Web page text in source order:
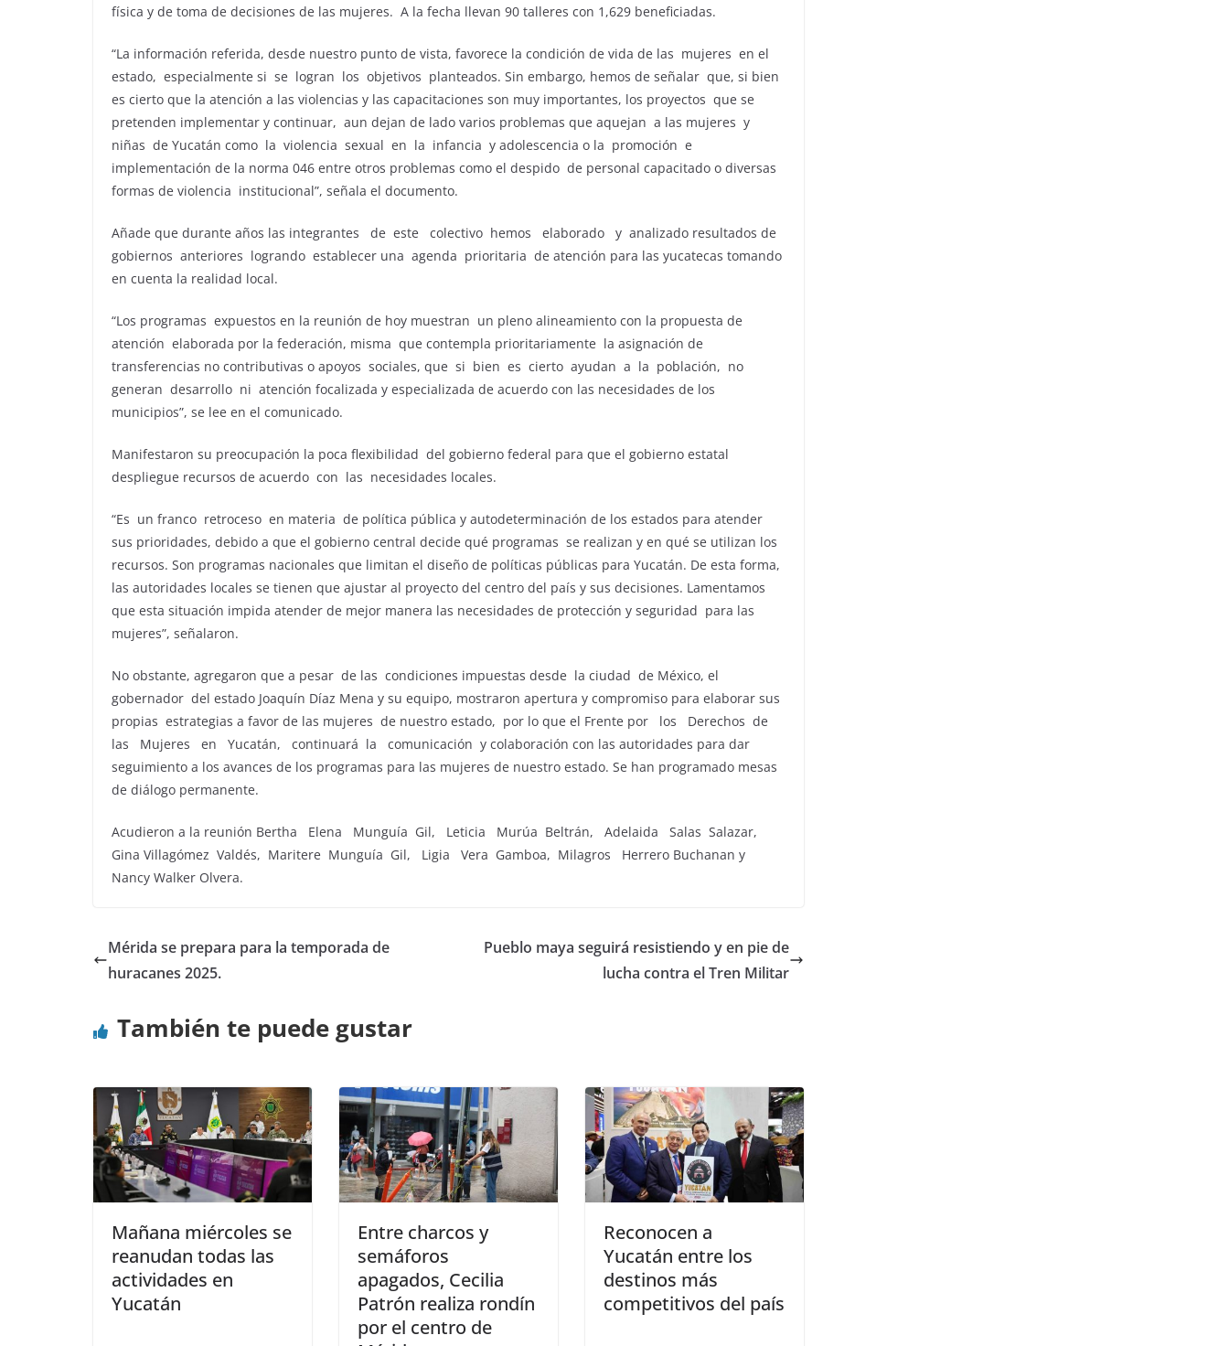
física y de toma de decisiones de las mujeres. A la fecha llevan 90 talleres con 1,629 beneficiadas.
“La información referida, desde nuestro punto de vista, favorece la condición de vida de las mujeres en el
estado, especialmente si se logran los objetivos planteados. Sin embargo, hemos de señalar que, si bien
es cierto que la atención a las violencias y las capacitaciones son muy importantes, los proyectos que se
pretenden implementar y continuar, aun dejan de lado varios problemas que aquejan a las mujeres y
niñas de Yucatán como la violencia sexual en la infancia y adolescencia o la promoción e
implementación de la norma 046 entre otros problemas como el despido de personal capacitado o diversas
formas de violencia institucional”, señala el documento.
Añade que durante años las integrantes de este colectivo hemos elaborado y analizado resultados de
gobiernos anteriores logrando establecer una agenda prioritaria de atención para las yucatecas tomando
en cuenta la realidad local.
“Los programas expuestos en la reunión de hoy muestran un pleno alineamiento con la propuesta de
atención elaborada por la federación, misma que contempla prioritariamente la asignación de
transferencias no contributivas o apoyos sociales, que si bien es cierto ayudan a la población, no
generan desarrollo ni atención focalizada y especializada de acuerdo con las necesidades de los
municipios”, se lee en el comunicado.
Manifestaron su preocupación la poca flexibilidad del gobierno federal para que el gobierno estatal
despliegue recursos de acuerdo con las necesidades locales.
“Es un franco retroceso en materia de política pública y autodeterminación de los estados para atender
sus prioridades, debido a que el gobierno central decide qué programas se realizan y en qué se utilizan los
recursos. Son programas nacionales que limitan el diseño de políticas públicas para Yucatán. De esta forma,
las autoridades locales se tienen que ajustar al proyecto del centro del país y sus decisiones. Lamentamos
que esta situación impida atender de mejor manera las necesidades de protección y seguridad para las
mujeres”, señalaron.
No obstante, agregaron que a pesar de las condiciones impuestas desde la ciudad de México, el
gobernador del estado Joaquín Díaz Mena y su equipo, mostraron apertura y compromiso para elaborar sus
propias estrategias a favor de las mujeres de nuestro estado, por lo que el Frente por los Derechos de
las Mujeres en Yucatán, continuará la comunicación y colaboración con las autoridades para dar
seguimiento a los avances de los programas para las mujeres de nuestro estado. Se han programado mesas
de diálogo permanente.
Acudieron a la reunión Bertha Elena Munguía Gil, Leticia Murúa Beltrán, Adelaida Salas Salazar,
Gina Villagómez Valdés, Maritere Munguía Gil, Ligia Vera Gamboa, Milagros Herrero Buchanan y
Nancy Walker Olvera.
Mérida se prepara para la temporada de
huracanes 2025.
Pueblo maya seguirá resistiendo y en pie de
lucha contra el Tren Militar
También te puede gustar
Mañana miércoles se
reanudan todas las
actividades en
Yucatán
Entre charcos y
semáforos
apagados, Cecilia
Patrón realiza rondín
por el centro de
Reconocen a
Yucatán entre los
destinos más
competitivos del país